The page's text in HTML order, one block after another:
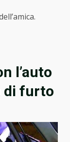
l’auto
di furto